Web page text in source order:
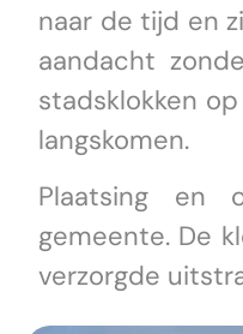
naar de tijd en
aandacht
stadsklokken
langskomen.
Plaatsing en
gemeente. De
verzorgde